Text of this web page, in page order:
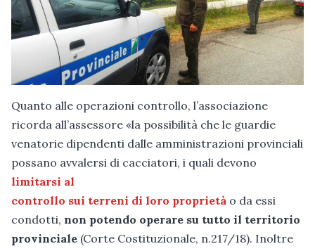
Quanto alle operazioni controllo, l’associazione
ricorda all’assessore «la possibilità che le guardie
venatorie dipendenti dalle amministrazioni provinciali
possano avvalersi di cacciatori, i quali devono
limitarsi al
controllo sui terreni di loro proprietà o da essi
condotti, non potendo operare su tutto il territorio
provinciale (Corte Costituzionale, n.217/18). Inoltre